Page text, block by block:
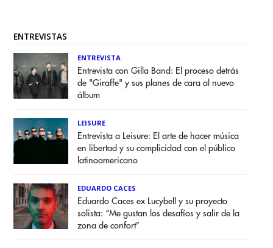
ENTREVISTAS
ENTREVISTA
Entrevista con Gilla Band: El proceso detrás
de "Giraffe" y sus planes de cara al nuevo
álbum
LEISURE
Entrevista a Leisure: El arte de hacer música
en libertad y su complicidad con el público
latinoamericano
EDUARDO CACES
Eduardo Caces ex Lucybell y su proyecto
solista: “Me gustan los desafíos y salir de la
zona de confort”